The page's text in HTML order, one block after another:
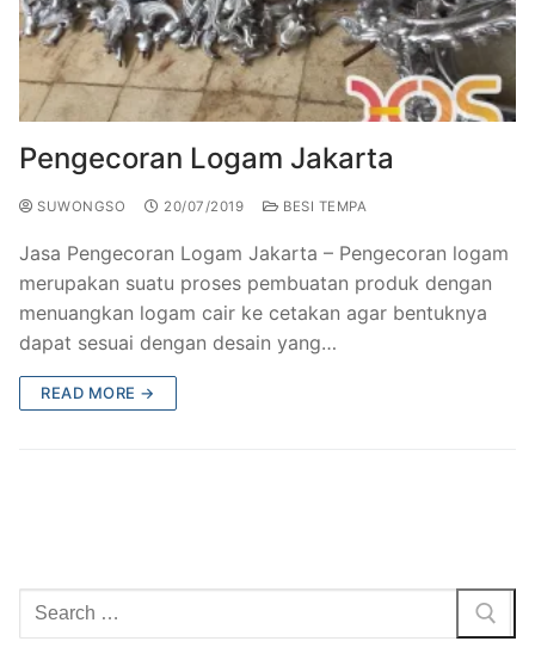
Railing Tangga Besi Tempa
Railing Balkon Besi Tempa Klasik
Kursi Taman Besi Tempa
Ornamen Besi Tempa Murah Jakarta
Ranjang Besi Tempa Klasik
Tiang Lampu PJU Antik
Pengecoran Logam Jakarta
Alat Fitness Outdoor Murah
Gallery Gambar Pagar Besi Tempa Mewah
Gallery Kursi Taman & Kursi Teras Besi Tempa
Gallery Railing Tangga Besi Tempa Klasik Mewah
Gallery Ranjang Besi Tempa Antik Mewah
Articles
Projects
Contact Us
Pengecoran Logam Jakarta
SUWONGSO 20/07/2019 BESI TEMPA
​Jasa Pengecoran Logam Jakarta – ​Pengecoran logam
merupakan suatu proses pembuatan produk dengan
menuangkan logam cair ke cetakan agar bentuknya
dapat sesuai dengan desain yang…
READ MORE →